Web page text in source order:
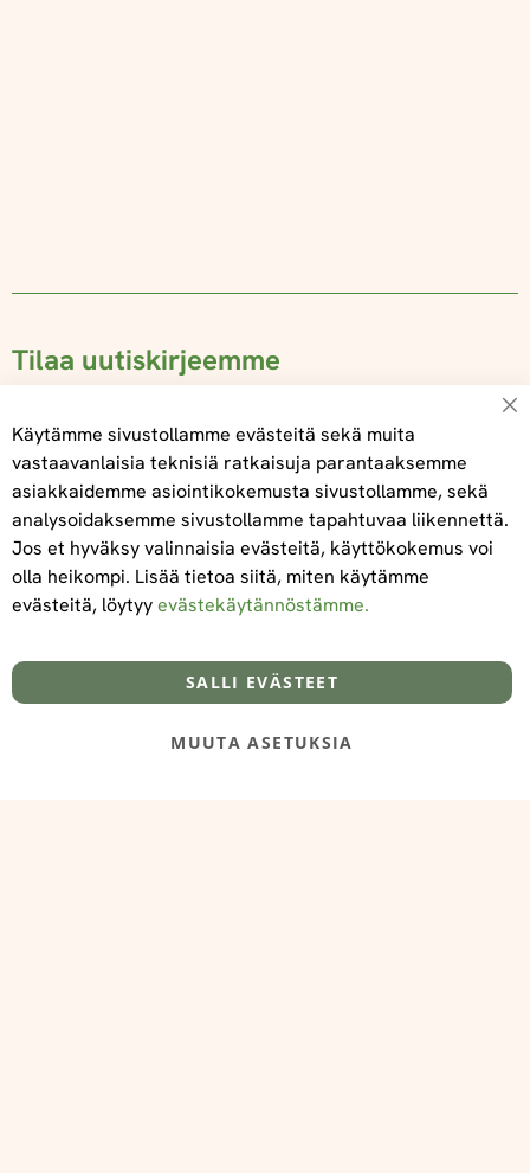
Tilaa uutiskirjeemme
Tilaa
Tietoa meistä
@‌2025 FooDeliDoo
Toimitus- ja maksuehdot
Käytämme sivustollamme evästeitä sekä muita
vastaavanlaisia teknisiä ratkaisuja parantaaksemme
asiakkaidemme asiointikokemusta sivustollamme, sekä
analysoidaksemme sivustollamme tapahtuvaa liikennettä.
Jos et hyväksy valinnaisia evästeitä, käyttökokemus voi
olla heikompi. Lisää tietoa siitä, miten käytämme
evästeitä, löytyyevästekäytännöstämme.
SALLI EVÄSTEET
MUUTA ASETUKSIA